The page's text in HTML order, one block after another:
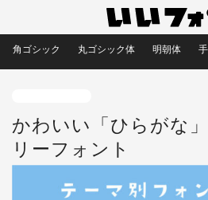
角ゴシック 丸ゴシック体 明朝体
かわいい「ひらがな
リーフォント